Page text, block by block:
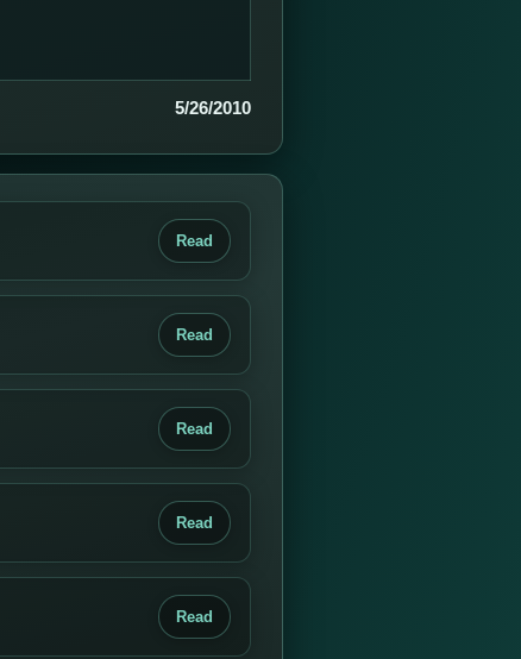
5/26/2010
Read
Read
Read
Read
Read